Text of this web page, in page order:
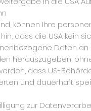
können Ihre
dass die USA kein
Daten an
herauszugeben,
dass US-
und dauerhaft
zur